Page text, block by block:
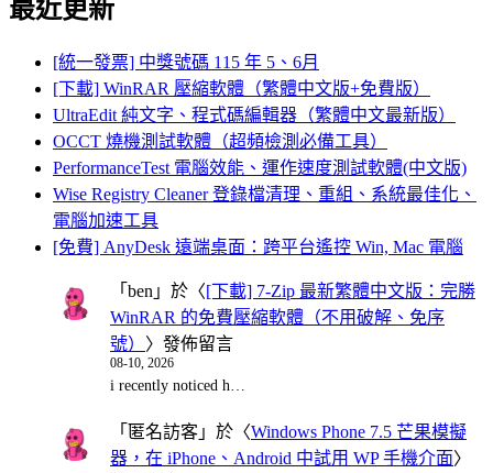
最近更新
[統一發票] 中獎號碼 115 年 5、6月
[下載] WinRAR 壓縮軟體（繁體中文版+免費版）
UltraEdit 純文字、程式碼編輯器（繁體中文最新版）
OCCT 燒機測試軟體（超頻檢測必備工具）
PerformanceTest 電腦效能、運作速度測試軟體(中文版)
Wise Registry Cleaner 登錄檔清理、重組、系統最佳化、
電腦加速工具
[免費] AnyDesk 遠端桌面：跨平台遙控 Win, Mac 電腦
「 ben 」於〈[下載] 7-Zip 最新繁體中文版：完勝
WinRAR 的免費壓縮軟體（不用破解、免序
號） 〉發佈留言
08-10, 2026
i recently noticed h…
「 匿名訪客 」於〈Windows Phone 7.5 芒果模擬
器，在 iPhone、Android 中試用 WP 手機介面〉